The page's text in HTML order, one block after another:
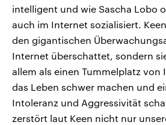
intelligent und wie Sascha Lobo
auch im Internet sozialisiert.
den gigantischen
Internet überschattet, sondern
allem als einen Tummelplatz von
das Leben schwer machen und
Intoleranz und Aggressivität
zerstört laut Keen nicht nur